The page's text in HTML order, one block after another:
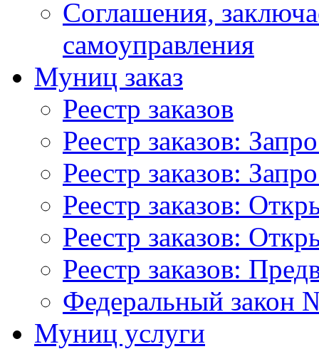
Соглашения,
самоуправления
Муниц заказ
Реестр заказов
Реестр заказов:
Реестр заказов:
Реестр заказов:
Реестр заказов:
Реестр заказов:
Федеральный закон
Муниц услуги